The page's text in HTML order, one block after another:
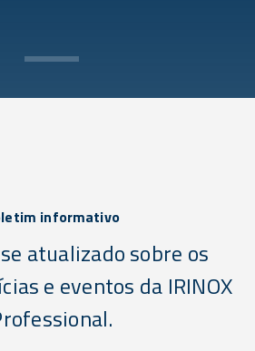
informativo
atualizado sobre os
e eventos da IRINOX